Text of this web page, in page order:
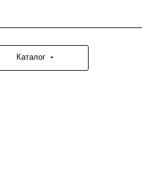
Каталог